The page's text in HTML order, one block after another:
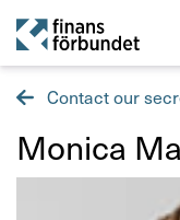
Contact our
Monica